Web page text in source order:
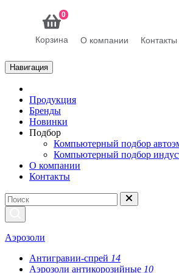
0
Корзина О компании Контакты
Навигация
Продукция
Бренды
Новинки
Подбор
Компьютерный подбор
Компьютерный подбор
О компании
Контакты
Аэрозоли
Антигравии-спрей 14
Аэрозоли антикорозийные 10